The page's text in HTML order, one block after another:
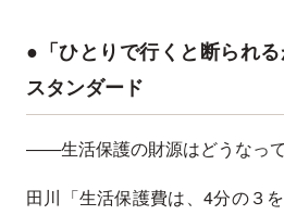
●「ひとりで行くと断られ
スタンダード
――生活保護の財源はどうなって
田川「生活保護費は、4分の３